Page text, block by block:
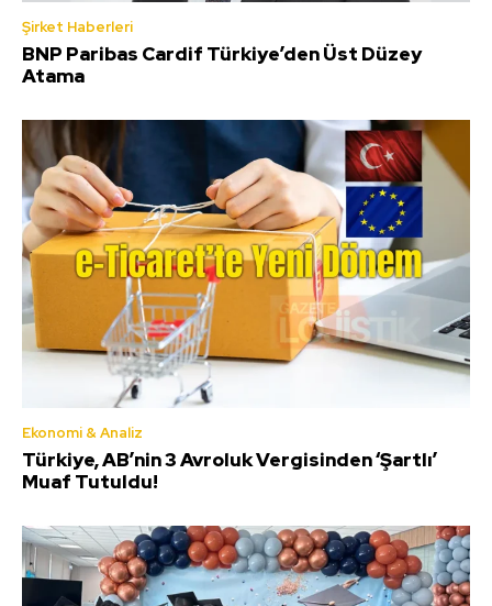
Şirket Haberleri
BNP Paribas Cardif Türkiye’den Üst Düzey
Atama
Ekonomi & Analiz
Türkiye, AB’nin 3 Avroluk Vergisinden ‘Şartlı’
Muaf Tutuldu!